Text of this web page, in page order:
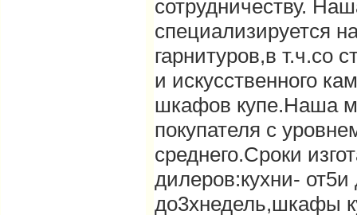
сотрудничеству.
специализируется
гарнитуров,в т.ч.со
и искусственного
шкафов купе.Наша
покупателя с
среднего.Сроки
дилеров:кухни-
до3хнедель,шкафы